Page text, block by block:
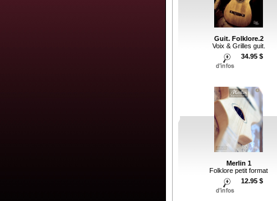
Guit. Folklore.2
Voix & Grilles guit.
34.95 $
Merlin 1
Folklore petit format
12.95 $